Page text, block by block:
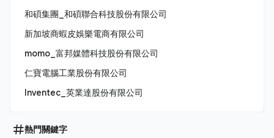
和碩集團_和碩聯合科技股份有限公司
新加坡商蝦皮娛樂電商有限公司
momo_富邦媒體科技股份有限公司
仁寶電腦工業股份有限公司
Inventec_英業達股份有限公司
熱門關鍵字